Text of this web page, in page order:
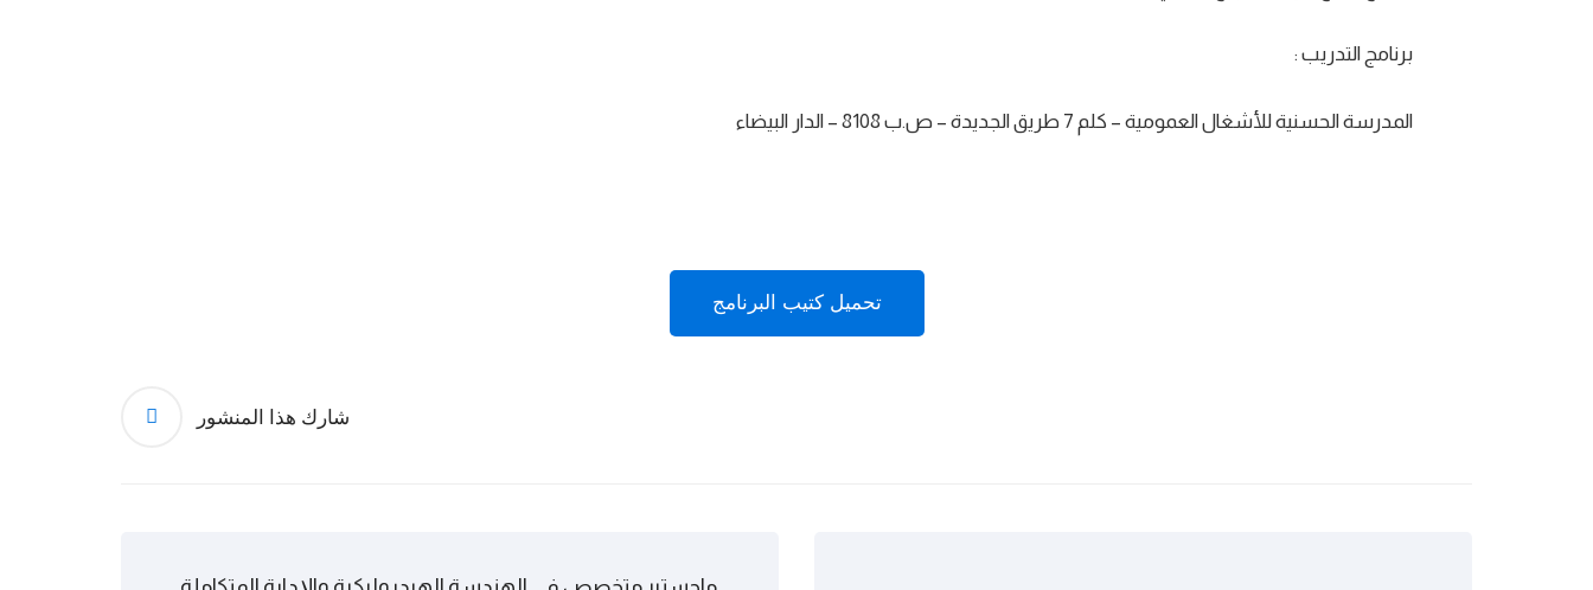
برنامج التدريب :
المدرسة الحسنية للأشغال العمومية – كلم 7 طريق الجديدة – ص.ب 8108 – الدار البيضاء
تحميل كتيب البرنامج
شارك هذا المنشور